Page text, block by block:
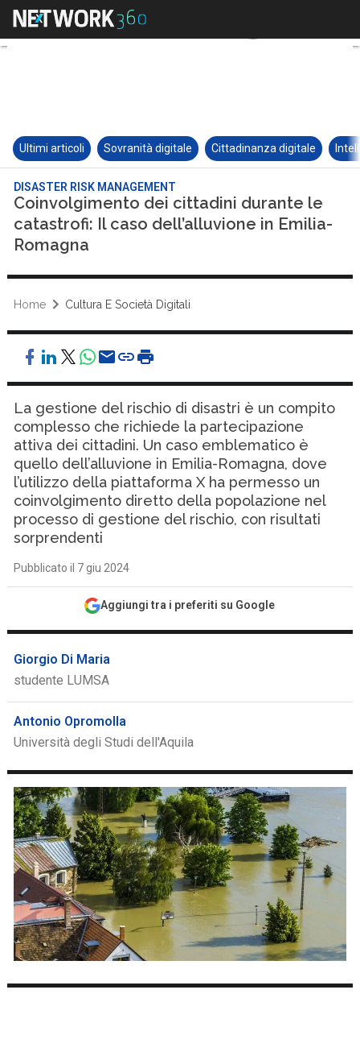
Ultimi articoli Sovranità digitale Cittadinanza digitale
DISASTER RISK MANAGEMENT
Coinvolgimento dei cittadini durante le
catastrofi: Il caso dell’alluvione in Emilia-
Romagna
Home Cultura E Società Digitali
La gestione del rischio di disastri è un compito
complesso che richiede la partecipazione
attiva dei cittadini. Un caso emblematico è
quello dell’alluvione in Emilia-Romagna, dove
l’utilizzo della piattaforma X ha permesso un
coinvolgimento diretto della popolazione nel
processo di gestione del rischio, con risultati
sorprendenti
Pubblicato il 7 giu 2024
Aggiungi tra i preferiti su Google
Giorgio Di Maria
studente LUMSA
Antonio Opromolla
Università degli Studi dell'Aquila